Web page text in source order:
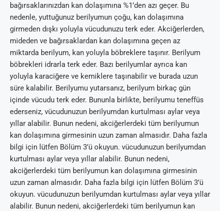
bağırsaklarınızdan kan dolaşımına %1’den azı geçer. Bu
nedenle, yuttuğunuz berilyumun çoğu, kan dolaşımına
girmeden dışkı yoluyla vücudunuzu terk eder. Akciğerlerden,
mideden ve bağırsaklardan kan dolaşımına geçen az
miktarda berilyum, kan yoluyla böbreklere taşınır. Berilyum
böbrekleri idrarla terk eder. Bazı berilyumlar ayrıca kan
yoluyla karaciğere ve kemiklere taşınabilir ve burada uzun
süre kalabilir. Berilyumu yutarsanız, berilyum birkaç gün
içinde vücudu terk eder. Bununla birlikte, berilyumu teneffüs
ederseniz, vücudunuzun berilyumdan kurtulması aylar veya
yıllar alabilir. Bunun nedeni, akciğerlerdeki tüm berilyumun
kan dolaşımına girmesinin uzun zaman almasıdır. Daha fazla
bilgi için lütfen Bölüm 3’ü okuyun. vücudunuzun berilyumdan
kurtulması aylar veya yıllar alabilir. Bunun nedeni,
akciğerlerdeki tüm berilyumun kan dolaşımına girmesinin
uzun zaman almasıdır. Daha fazla bilgi için lütfen Bölüm 3’ü
okuyun. vücudunuzun berilyumdan kurtulması aylar veya yıllar
alabilir. Bunun nedeni, akciğerlerdeki tüm berilyumun kan